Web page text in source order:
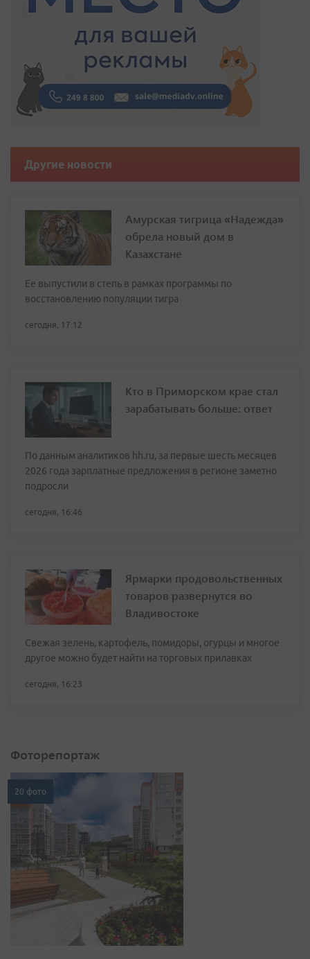
Другие новости
Амурская тигрица «Надежда»
обрела новый дом в
Казахстане
Ее выпустили в степь в рамках программы по
восстановлению популяции тигра
сегодня, 17:12
Кто в Приморском крае стал
зарабатывать больше: ответ
По данным аналитиков hh.ru, за первые шесть месяцев
2026 года зарплатные предложения в регионе заметно
подросли
сегодня, 16:46
Ярмарки продовольственных
товаров развернутся во
Владивостоке
Свежая зелень, картофель, помидоры, огурцы и многое
другое можно будет найти на торговых прилавках
сегодня, 16:23
Фоторепортаж
20 фото